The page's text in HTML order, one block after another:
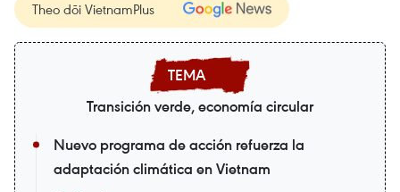
Theo dõi VietnamPlus
Transición verde, economía circular
Nuevo programa de acción refuerza la
adaptación climática en Vietnam